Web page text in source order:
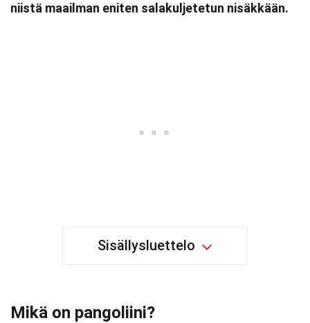
niistä maailman eniten salakuljetetun nisäkkään.
Sisällysluettelo
Mikä on pangoliini?